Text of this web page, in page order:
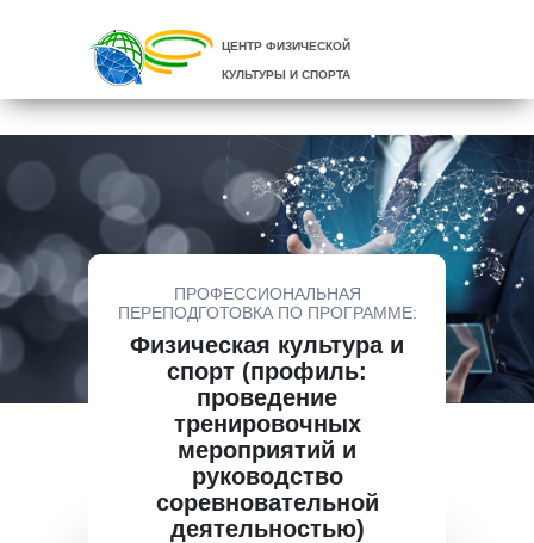
ЦЕНТР ФИЗИЧЕСКОЙ
КУЛЬТУРЫ И СПОРТА
ПРОФЕССИОНАЛЬНАЯ
ПЕРЕПОДГОТОВКА ПО ПРОГРАММЕ:
Физическая культура и
спорт (профиль:
проведение
тренировочных
мероприятий и
руководство
соревновательной
деятельностью)